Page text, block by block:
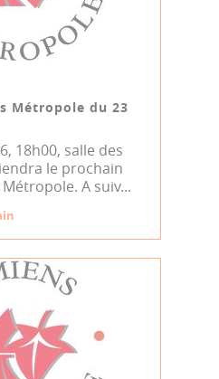
Métropole du 23
18h00, salle des
le prochain
A suiv...